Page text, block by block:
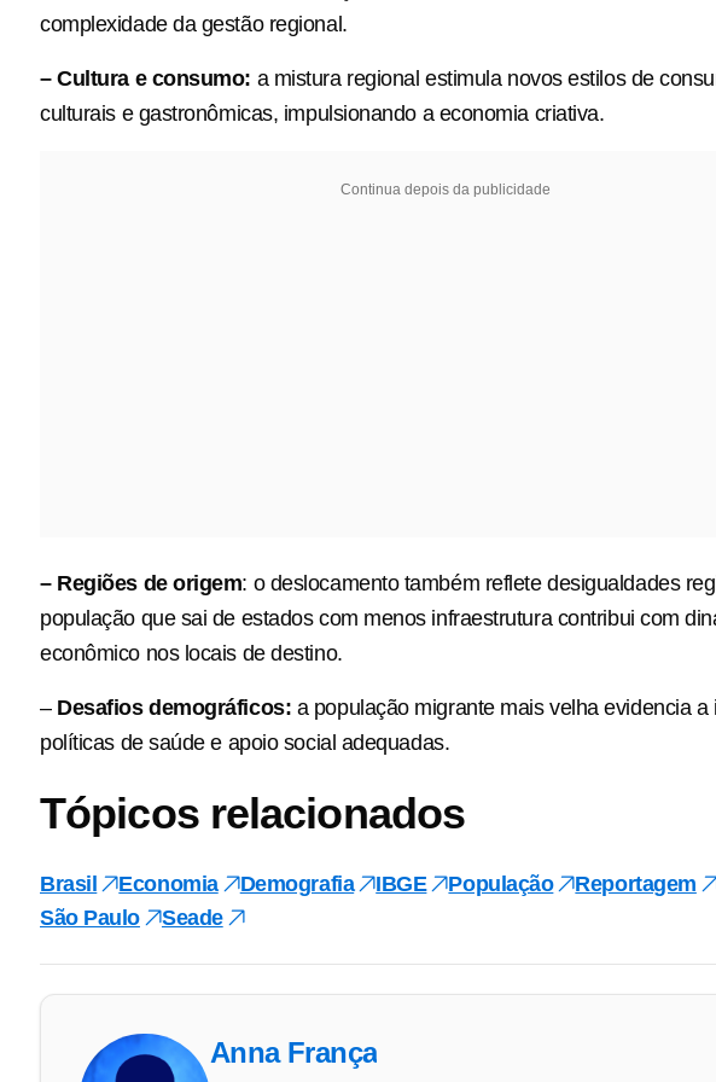
complexidade da gestão regional.
– Cultura e consumo: a mistura regional estimula novos estilos de
culturais e gastronômicas, impulsionando a economia criativa.
Continua depois da publicidade
– Regiões de origem: o deslocamento também reflete desigualdades
população que sai de estados com menos infraestrutura contribui com
econômico nos locais de destino.
– Desafios demográficos: a população migrante mais velha evidencia a
políticas de saúde e apoio social adequadas.
Tópicos relacionados
Brasil Economia Demografia IBGE População
Reportagem
São Paulo
Seade
Anna França